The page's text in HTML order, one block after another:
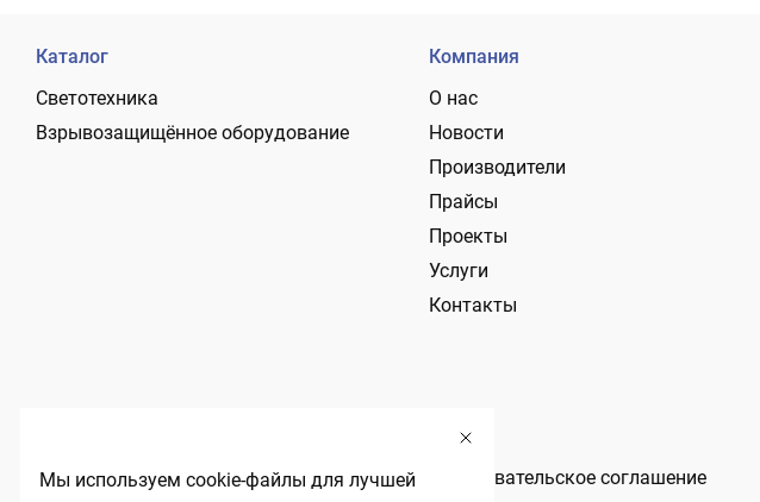
Каталог
Светотехника
Взрывозащищённое оборудование
Политика обработки персональных данных
Компания
О нас
Новости
Производители
Прайсы
Проекты
Услуги
Контакты
Пользовательское соглашение
Мы используем cookie-файлы для лучшей